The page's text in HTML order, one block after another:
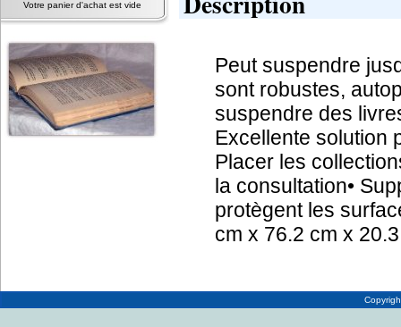
Votre panier d'achat est vide
Peut suspendre
sont robustes,
suspendre des
Excellente solution
Placer les
la consultation•
protègent les
cm x 76.2 cm x